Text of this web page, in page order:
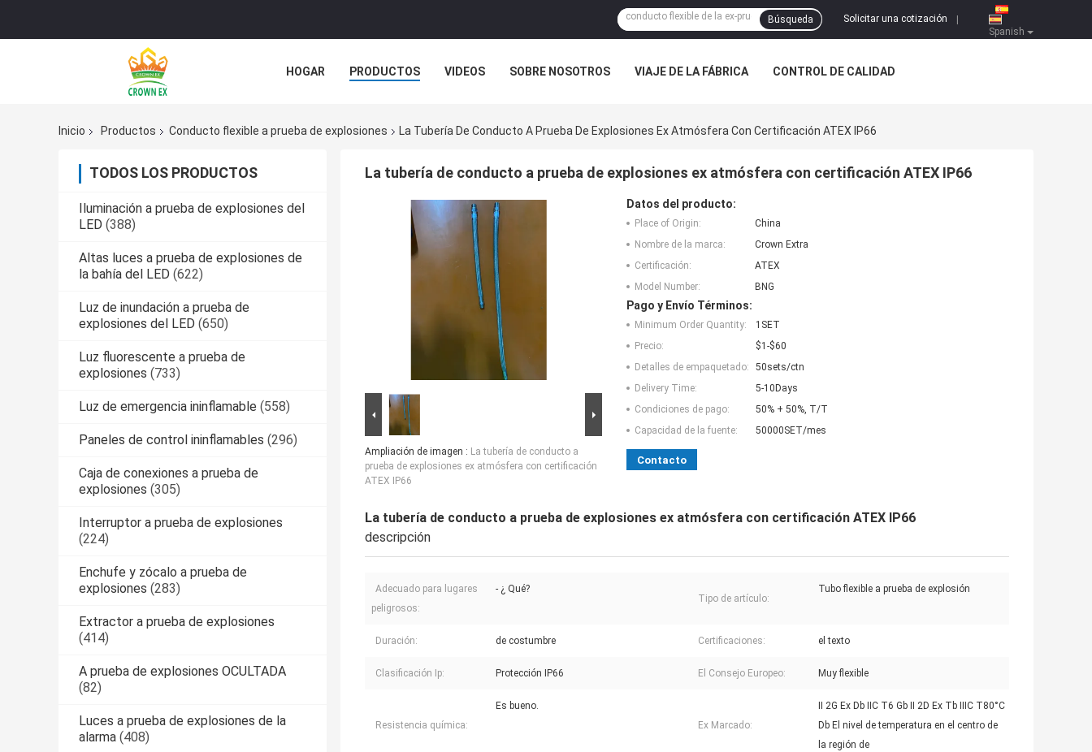
Spanish
Solicitar una cotización
Búsqueda
HOGAR PRODUCTOS VIDEOS SOBRE NOSOTROS VIAJE DE LA FÁBRICA CONTROL DE CALIDAD
Inicio
Productos Conducto flexible a prueba de explosiones La Tubería De Conducto A Prueba De Explosiones Ex Atmósfera Con Certificación ATEX IP66
TODOS LOS PRODUCTOS
Iluminación a prueba de explosiones del
LED (388)
Altas luces a prueba de explosiones de
la bahía del LED (622)
Luz de inundación a prueba de
explosiones del LED (650)
Luz fluorescente a prueba de
explosiones (733)
Luz de emergencia ininflamable (558)
Paneles de control ininflamables (296)
Caja de conexiones a prueba de
explosiones (305)
Interruptor a prueba de explosiones
(224)
Enchufe y zócalo a prueba de
explosiones (283)
Extractor a prueba de explosiones
(414)
A prueba de explosiones OCULTADA
(82)
Luces a prueba de explosiones de la
alarma (408)
La tubería de conducto a prueba de explosiones ex atmósfera con certificación ATEX IP66
Ampliación de imagen : La tubería de conducto a
prueba de explosiones ex atmósfera con certificación
ATEX IP66
Datos del producto:
Place of Origin:
China
Nombre de la marca:
Crown Extra
Certificación:
ATEX
Model Number:
BNG
Pago y Envío Términos:
Minimum Order Quantity:
1SET
Precio:
$1-$60
Detalles de empaquetado:
50sets/ctn
Delivery Time:
5-10Days
Condiciones de pago:
50% + 50%, T/T
Capacidad de la fuente:
50000SET/mes
Contacto
La tubería de conducto a prueba de explosiones ex atmósfera con certificación ATEX IP66
descripción
Adecuado para lugares
peligrosos:
- ¿ Qué?
Tipo de artículo:
Tubo flexible a prueba de explosión
Duración: de costumbre Certificaciones: el texto
Clasificación Ip: Protección IP66 El Consejo Europeo: Muy flexible
Resistencia química:
Es bueno.
Ex Marcado:
II 2G Ex Db IIC T6 Gb II 2D Ex Tb IIIC T80°C
Db El nivel de temperatura en el centro de
la región de